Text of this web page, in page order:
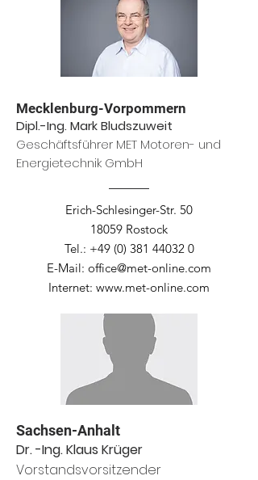
Mecklenburg-Vorpommern
Dipl.-Ing. Mark Bludszuweit
Geschäftsführer MET Motoren- und
Energietechnik GmbH
Erich-Schlesinger-Str. 50
18059 Rostock
Tel.: +49 (0) 381 44032 0
E-Mail: office@met-online.com
Internet: www.met-online.com
Sachsen-Anhalt
Dr. -Ing. Klaus Krüger
Vorstandsvorsitzender